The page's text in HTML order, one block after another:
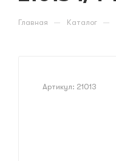
Главная — Каталог —
Артикул: 21013